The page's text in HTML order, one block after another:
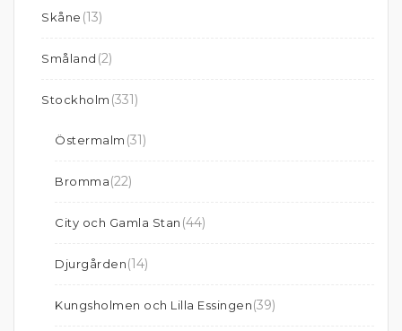
Skåne (13)
Småland (2)
Stockholm (331)
Östermalm (31)
Bromma(22)
City och Gamla Stan (44)
Djurgården(14)
Kungsholmen och Lilla Essingen(39)